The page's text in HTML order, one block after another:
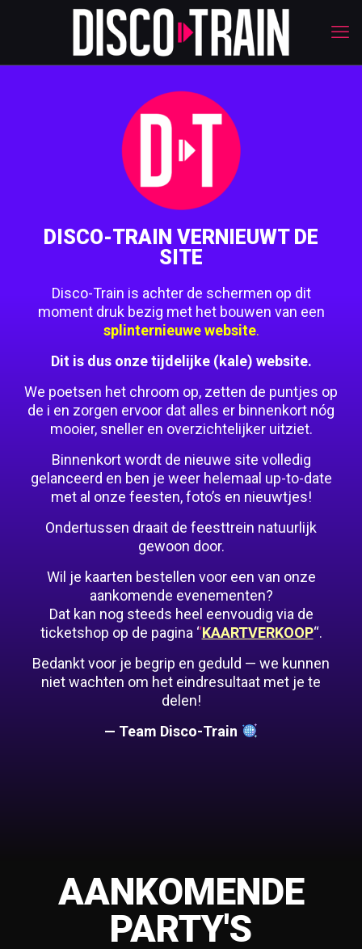
DISCO-TRAIN VERNIEUWT DE
SITE
Disco-Train is achter de schermen op dit
moment druk bezig met het bouwen van een
splinternieuwe website.
Dit is dus onze tijdelijke (kale) website.
We poetsen het chroom op, zetten de puntjes op
de i en zorgen ervoor dat alles er binnenkort nóg
mooier, sneller en overzichtelijker uitziet.
Binnenkort wordt de nieuwe site volledig
gelanceerd en ben je weer helemaal up-to-date
met al onze feesten, foto’s en nieuwtjes!
Ondertussen draait de feesttrein natuurlijk
gewoon door.
Wil je kaarten bestellen voor een van onze
aankomende evenementen?
Dat kan nog steeds heel eenvoudig via de
ticketshop op de pagina ‘‘KAARTVERKOOP“.
Bedankt voor je begrip en geduld — we kunnen
niet wachten om het eindresultaat met je te
delen!
— Team Disco-Train
AANKOMENDE
PARTY'S